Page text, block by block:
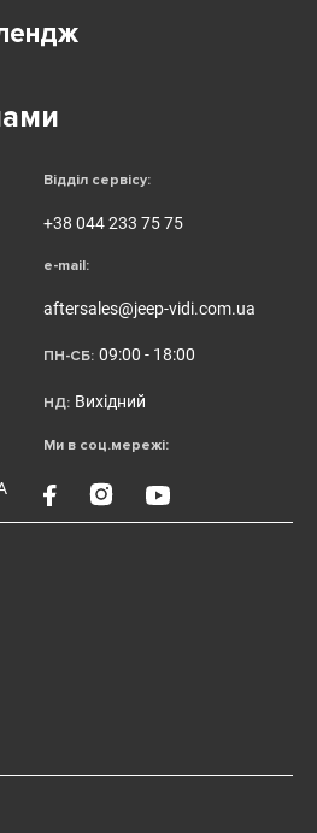
Відділ сервісу:
+38 044 233 75 75
e-mail:
aftersales@jeep-vidi.com.ua
ПН-СБ: 09:00 - 18:00
НД: Вихідний
Ми в соц.мережі: